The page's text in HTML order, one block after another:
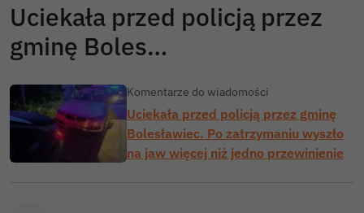
Uciekała przed policją przez
gminę Boles…
Komentarze do wiadomości
Uciekała przed policją przez gminę
Bolesławiec. Po zatrzymaniu wyszło
na jaw więcej niż jedno przewinienie